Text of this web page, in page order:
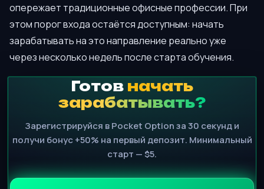
опережает традиционные офисные профессии. При
этом порог входа остаётся доступным: начать
зарабатывать на это направление реально уже
через несколько недель после старта обучения.
Готов начать
зарабатывать?
Зарегистрируйся в Pocket Option за 30 секунд и
получи бонус +50% на первый депозит. Минимальный
старт — $5.